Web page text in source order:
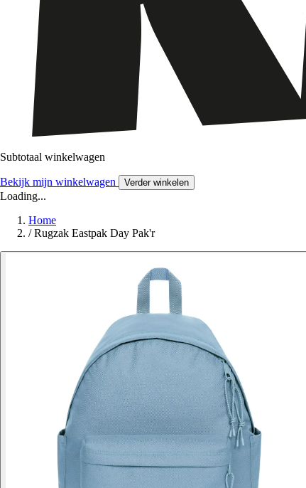
Subtotaal winkelwagen
Bekijk mijn winkelwagen Verder winkelen
Loading...
Home
/ Rugzak Eastpak Day Pak'r